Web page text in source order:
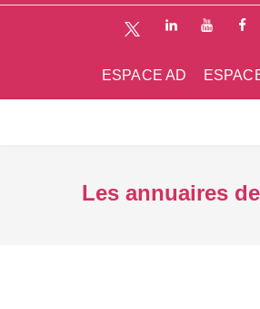
ESPACE AD
Les annuaires